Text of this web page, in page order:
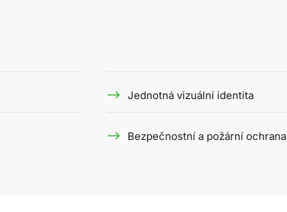
Jednotná vizuální identita
Bezpečnostní a požární ochrana